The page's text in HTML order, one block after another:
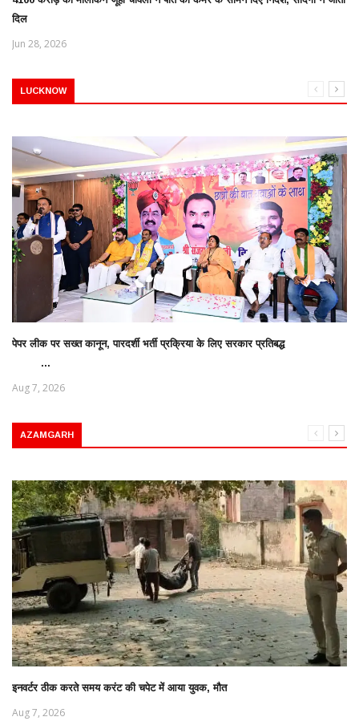
दिल
Jun 28, 2026
LUCKNOW
पेपर लीक पर सख्त कानून, पारदर्शी भर्ती प्रक्रिया के लिए सरकार प्रतिबद्ध
...
Aug 7, 2026
AZAMGARH
इनवर्टर ठीक करते समय करंट की चपेट में आया युवक, मौत
Aug 7, 2026